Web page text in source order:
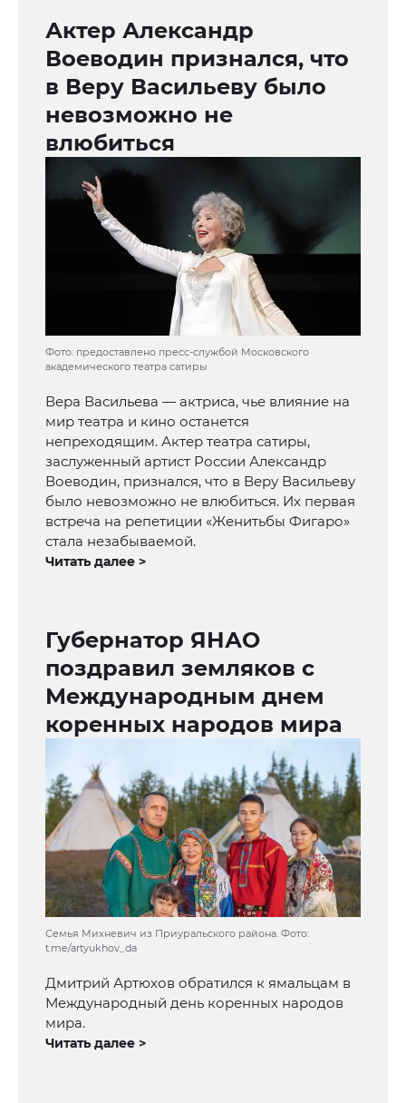
Актер Александр
Воеводин признался, что
в Веру Васильеву было
невозможно не
влюбиться
Фото: предоставлено пресс-службой Московского
академического театра сатиры
Вера Васильева — актриса, чье влияние на
мир театра и кино останется
непреходящим. Актер театра сатиры,
заслуженный артист России Александр
Воеводин, признался, что в Веру Васильеву
было невозможно не влюбиться. Их первая
встреча на репетиции «Женитьбы Фигаро»
стала незабываемой.
Читать далее >
Губернатор ЯНАО
поздравил земляков с
Международным днем
коренных народов мира
Семья Михневич из Приуральского района. Фото:
t.me/artyukhov_da
Дмитрий Артюхов обратился к ямальцам в
Международный день коренных народов
мира.
Читать далее >